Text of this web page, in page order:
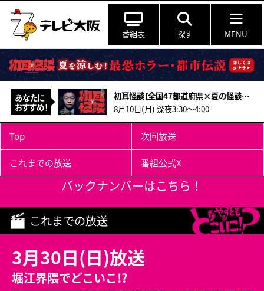
番組表 探す MENU
あなたに
おすすめ！
初耳怪談【全国47都道府県×夏の怪談／兵庫の某海岸＆和歌山(秘)山道で激ヤバ怪異】
8月10日(月) 深夜3:30～4:00
Top 次回放送
これまでの放送 番組公式X
バックナンバーはこちら！
これまでの放送
3月30日(日)放送
堀江界隈でどこいこ!?